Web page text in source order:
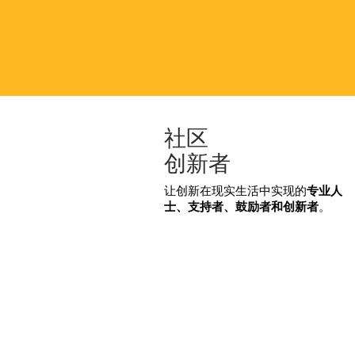
社区
创新者
让创新在现实生活中实现的专业人
士、支持者、鼓励者和创新者。